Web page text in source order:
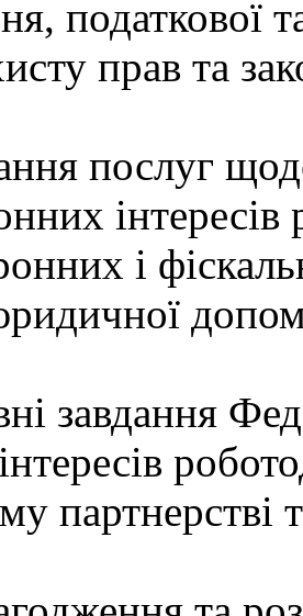
податкової
прав та
послуг
і
завдання
партнерстві